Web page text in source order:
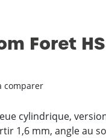
Foret
comparer
cylindrique,
1,6 mm, angle au